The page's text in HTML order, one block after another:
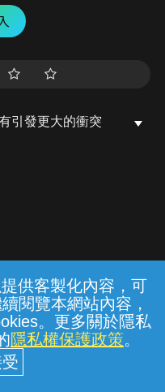
供客製化內容，可
閱覽本網站內容，
。更多關於隱私
隱私權保護政策。
引發更大的衝突
服務條款 隱私權保護
人家庭分公司
© 2026